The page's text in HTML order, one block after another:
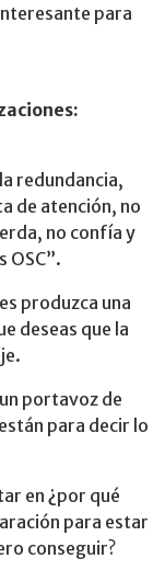
para
redundancia,
de atención, no
no confía y
OSC”.
produzca una
deseas que la
portavoz de
para decir lo
en ¿por qué
para estar
conseguir?